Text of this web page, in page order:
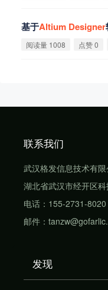
基于Altium Designer
阅读量 1008 点赞 0
联系我们
武汉格发信息技术有限
湖北省武汉市经开区
电话：155-2731-
邮件：
发现